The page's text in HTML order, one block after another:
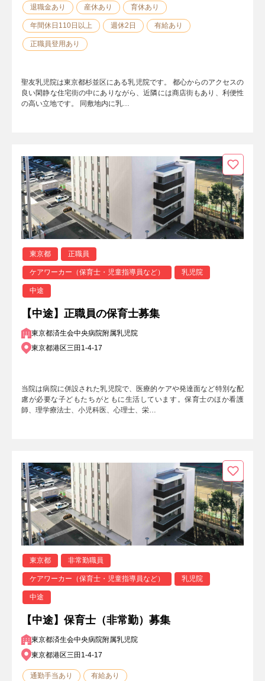
退職金あり 産休あり 育休あり
年間休日110日以上 週休2日 有給あり
正職員登用あり
聖友乳児院は東京都杉並区にある乳児院です。 都心からのアクセスの
良い閑静な住宅街の中にありながら、近隣には商店街もあり、利便性
の高い立地です。 同敷地内に乳…
東京都 正職員
ケアワーカー（保育士・児童指導員など） 乳児院
中途
【中途】正職員の保育士募集
東京都済生会中央病院附属乳児院
東京都港区三田1-4-17
当院は病院に併設された乳児院で、医療的ケアや発達面など特別な配
慮が必要な子どもたちがともに生活しています。保育士のほか看護
師、理学療法士、小児科医、心理士、栄…
東京都 非常勤職員
ケアワーカー（保育士・児童指導員など） 乳児院
中途
【中途】保育士（非常勤）募集
東京都済生会中央病院附属乳児院
東京都港区三田1-4-17
通勤手当あり 有給あり